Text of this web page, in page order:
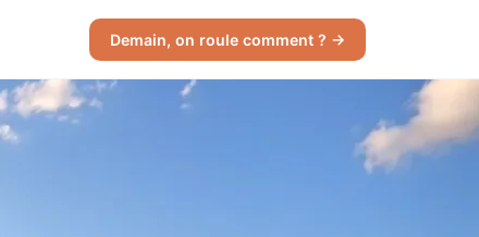
Demain, on roule comment ? →